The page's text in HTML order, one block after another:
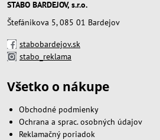
STABO BARDEJOV, s.r.o.
Štefánikova 5, 085 01 Bardejov
stabobardejov.sk
stabo_reklama
Všetko o nákupe
Obchodné podmienky
Ochrana a sprac. osobných údajov
Reklamačný poriadok